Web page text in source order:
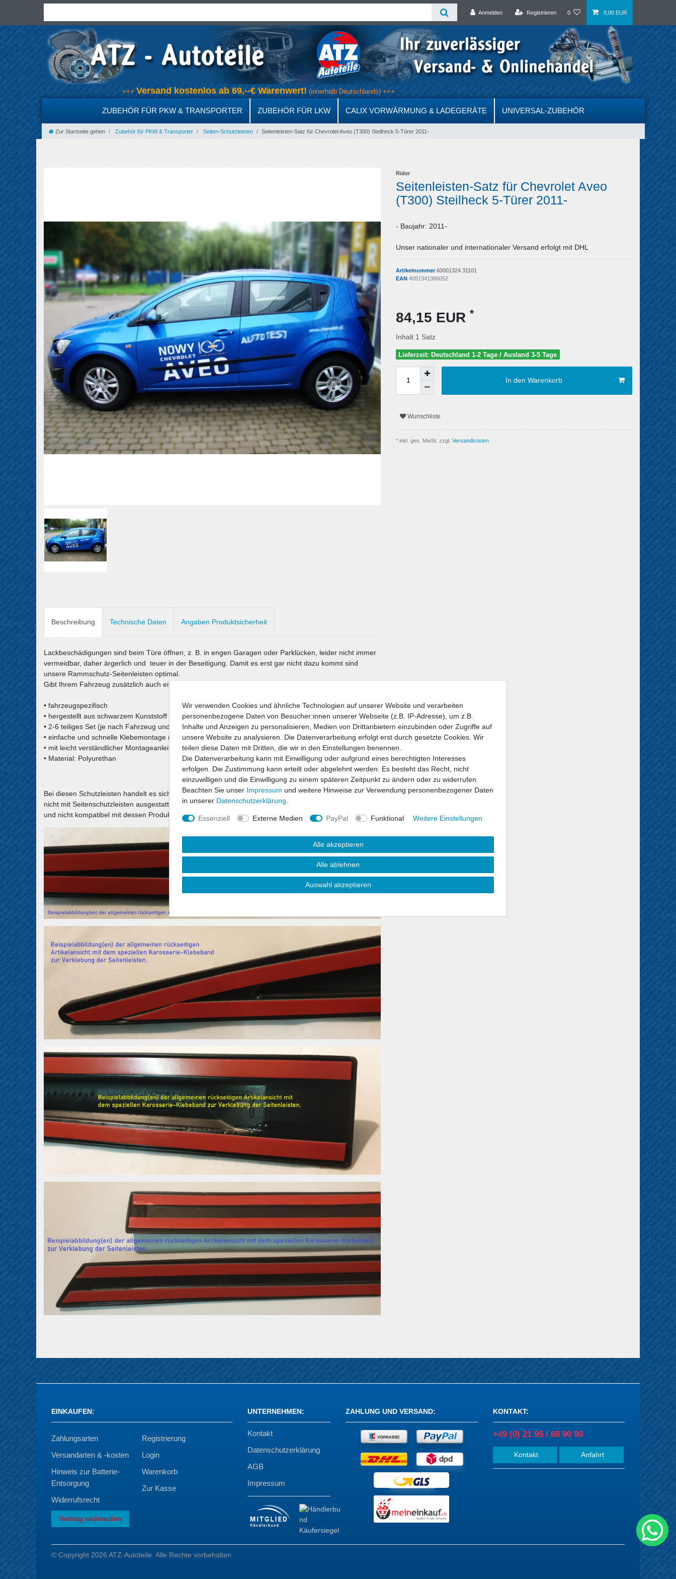
Anmelden Registrieren 0 0,00 EUR
+++Versand kostenlos ab 69,--€ Warenwert!(innerhalb Deutschlands) +++
ZUBEHÖR FÜR PKW & TRANSPORTER ZUBEHÖR FÜR LKW CALIX VORWÄRMUNG & LADEGERÄTE UNIVERSAL-ZUBEHÖR
Zur Startseite gehen Zubehör für PKW & Transporter Seiten-Schutzleisten Seitenleisten-Satz für Chevrolet Aveo (T300) Steilheck 5-Türer 2011-
Rider
Seitenleisten-Satz für Chevrolet Aveo
(T300) Steilheck 5-Türer 2011-
- Baujahr: 2011-
Unser nationaler und internationaler Versand erfolgt mit DHL
Artikelnummer60001324.31101
EAN 4051341386052
84,15 EUR *
Inhalt 1 Satz
Lieferzeit: Deutschland 1-2 Tage / Ausland 3-5 Tage
In den Warenkorb
Wunschliste
* inkl. ges. MwSt. zzgl. Versandkosten
Beschreibung Technische Daten Angaben Produktsicherheit
Lackbeschädigungen sind beim Türe öffnen, z. B. in engen Garagen oder Parklücken, leider nicht immer
vermeidbar, daher ärgerlich und teuer in der Beseitigung. Damit es erst gar nicht dazu kommt sind
unsere Rammschutz-Seitenleisten optimal.
Gibt Ihrem Fahrzeug zusätzlich auch eine schicke Optik.
• fahrzeugspezifisch
• hergestellt aus schwarzem Kunststoff
• 2-6 teiliges Set (je nach Fahrzeug und Anzahl der Türen)
• einfache und schnelle Klebemontage (Klebeband ist vormontiert)
• mit leicht verständlicher Montageanleitung
• Material: Polyurethan
Bei diesen Schutzleisten handelt es sich um ein Zubehörprodukt für Fahrzeuge, welche werkseitig noch
nicht mit Seitenschutzleisten ausgestattet sind. Dieser Satz ist kein Originalteil des Fahrzeugherstellers
und nicht kompatibel mit dessen Produkten.
EINKAUFEN:
Zahlungsarten
Versandarten & -kosten
Hinweis zur Batterie-
Entsorgung
Widerrufsrecht
Vertrag widerrufen
Registrierung
Login
Warenkorb
Zur Kasse
UNTERNEHMEN:
Kontakt
Datenschutzerklärung
AGB
Impressum
ZAHLUNG UND VERSAND: KONTAKT:
+49 (0) 21 95 / 68 90 90
Kontakt Anfahrt
© Copyright 2026 ATZ-Autoteile. Alle Rechte vorbehalten.
Wir verwenden Cookies und ähnliche Technologien auf unserer Website und verarbeiten
personenbezogene Daten von Besucher:innen unserer Webseite (z.B. IP-Adresse), um z.B.
Inhalte und Anzeigen zu personalisieren, Medien von Drittanbietern einzubinden oder Zugriffe auf
unsere Website zu analysieren. Die Datenverarbeitung erfolgt erst durch gesetzte Cookies. Wir
teilen diese Daten mit Dritten, die wir in den Einstellungen benennen.
Die Datenverarbeitung kann mit Einwilligung oder aufgrund eines berechtigten Interesses
erfolgen. Die Zustimmung kann erteilt oder abgelehnt werden. Es besteht das Recht, nicht
einzuwilligen und die Einwilligung zu einem späteren Zeitpunkt zu ändern oder zu widerrufen.
Beachten Sie unser Impressum und weitere Hinweise zur Verwendung personenbezogener Daten
in unserer Daten­schutz­erklärung
Essenziell Externe Medien PayPal Funktional Weitere Einstellungen
Alle akzeptieren
Alle ablehnen
Auswahl akzeptieren